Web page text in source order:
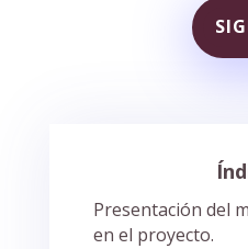
Presentación del
en el proyecto.